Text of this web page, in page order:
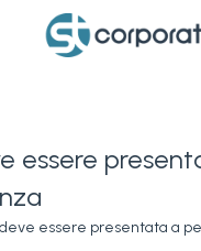
essere
essere presentata a